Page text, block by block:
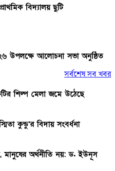
বিদ্যালয় ছুটি
উপলক্ষে আলোচনা সভা অনুষ্ঠিত
সর্বশেষ সব খবর
শিল্প মেলা জমে উঠেছে
কুন্ডু’র বিদায় সংবর্ধনা
মানুষের অর্থনীতি নয়: ড. ইউনূস